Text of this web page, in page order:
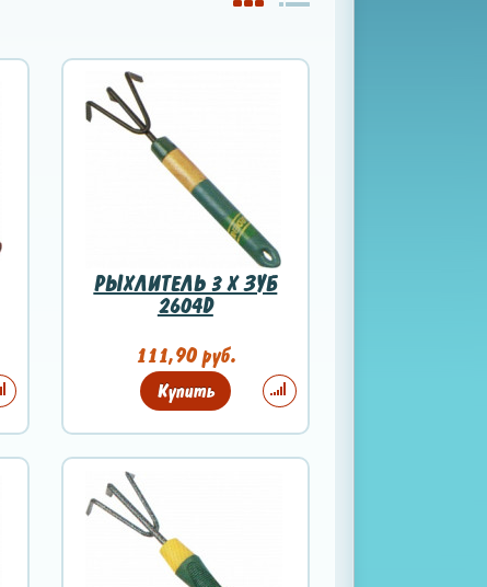
РЫХЛИТЕЛЬ 3 Х ЗУБ
2604D
111,90 руб.
Купить